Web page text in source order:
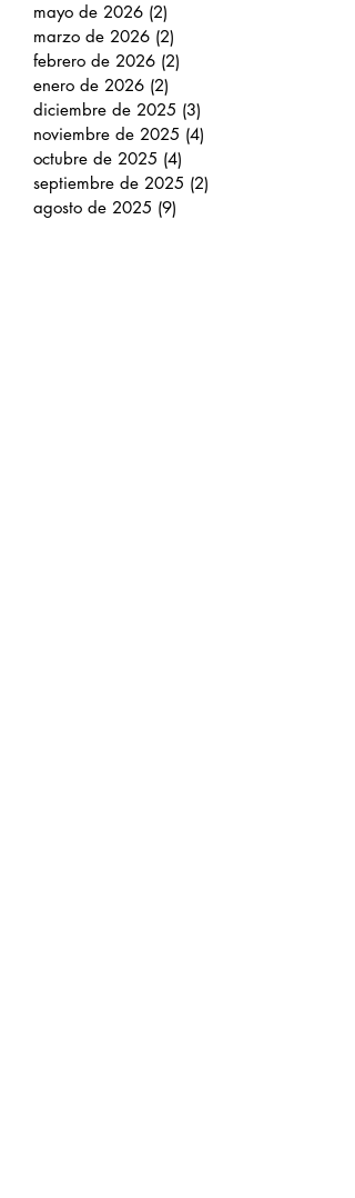
mayo de 2026 (2)
marzo de 2026 (2)
febrero de 2026 (2)
enero de 2026 (2)
diciembre de 2025 (3)
noviembre de 2025 (4)
octubre de 2025 (4)
septiembre de 2025 (2)
agosto de 2025 (9)